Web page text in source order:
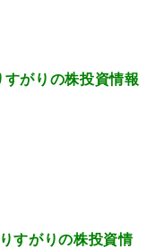
がりの株投資情報
すがりの株投資情